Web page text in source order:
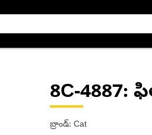
8C-4887:
బ్రాండ్: Cat